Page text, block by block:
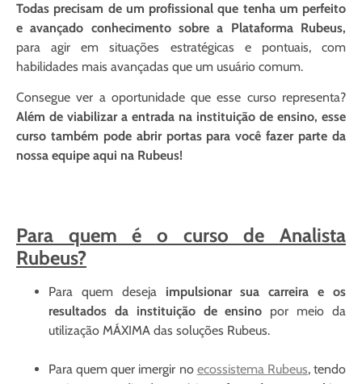
Todas precisam de um profissional que tenha um perfeito
e avançado conhecimento sobre a Plataforma Rubeus,
para agir em situações estratégicas e pontuais, com
habilidades mais avançadas que um usuário comum.
Consegue ver a oportunidade que esse curso representa?
Além de viabilizar a entrada na instituição de ensino, esse
curso também pode abrir portas para você fazer parte da
nossa equipe aqui na Rubeus!
Para quem é o curso de Analista
Rubeus?
Para quem desejaimpulsionar sua carreira e os
resultados da instituição de ensino por meio da
utilização MÁXIMA das soluções Rubeus.
Para quem quer imergir no ecossistema Rubeus, tendo